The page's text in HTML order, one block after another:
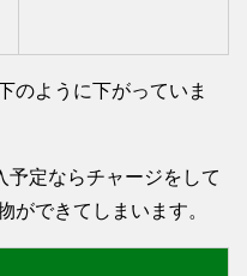
のように下がっていま
予定ならチャージをして
ができてしまいます。